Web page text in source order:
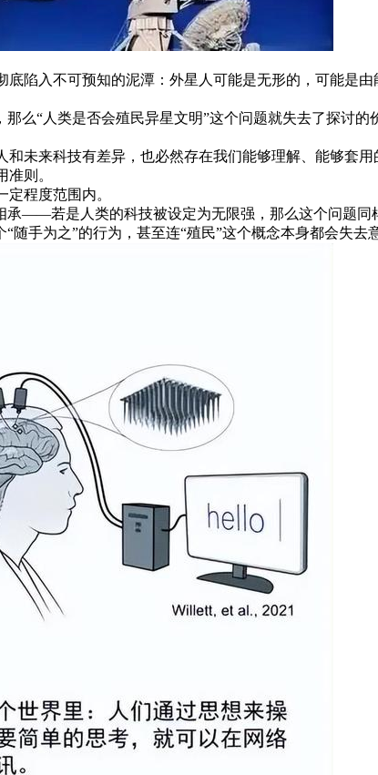
底陷入不可预知的泥潭：外星人可能是无形的，可能是
那么“人类是否会殖民异星文明”这个问题就失去了探讨
和未来科技有差异，也必然存在我们能够理解、能够套
准则。
程度范围内。
承——若是人类的科技被设定为无限强，那么这个问题
随手为之”的行为，甚至连“殖民”这个概念本身都会失去